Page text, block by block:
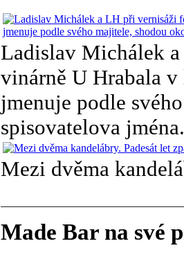
Ladislav Michálek
vinárně U Hrabala
jmenuje podle
spisovatelova jména.
Mezi dvěma
Made Bar na své